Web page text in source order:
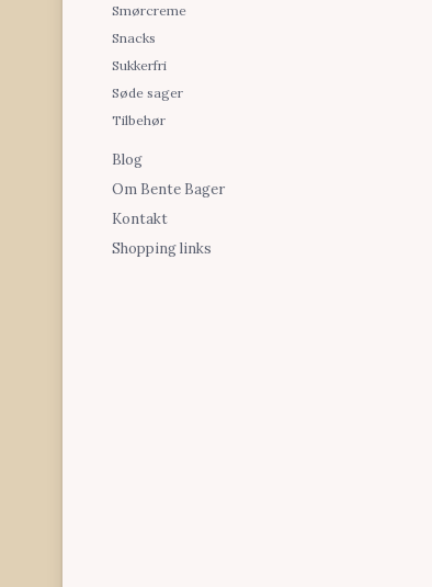
Smørcreme
Snacks
Sukkerfri
Søde sager
Tilbehør
Blog
Om Bente Bager
Kontakt
Shopping links